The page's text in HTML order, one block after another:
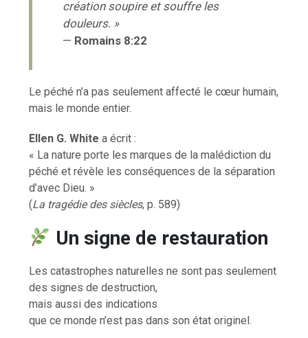
création soupire et souffre les
douleurs. »
— Romains 8:22
Le péché n’a pas seulement affecté le cœur humain,
mais le monde entier.
Ellen G. White a écrit :
« La nature porte les marques de la malédiction du
péché et révèle les conséquences de la séparation
d’avec Dieu. »
(La tragédie des siècles, p. 589)
Un signe de restauration
Les catastrophes naturelles ne sont pas seulement
des signes de destruction,
mais aussi des indications
que ce monde n’est pas dans son état originel.